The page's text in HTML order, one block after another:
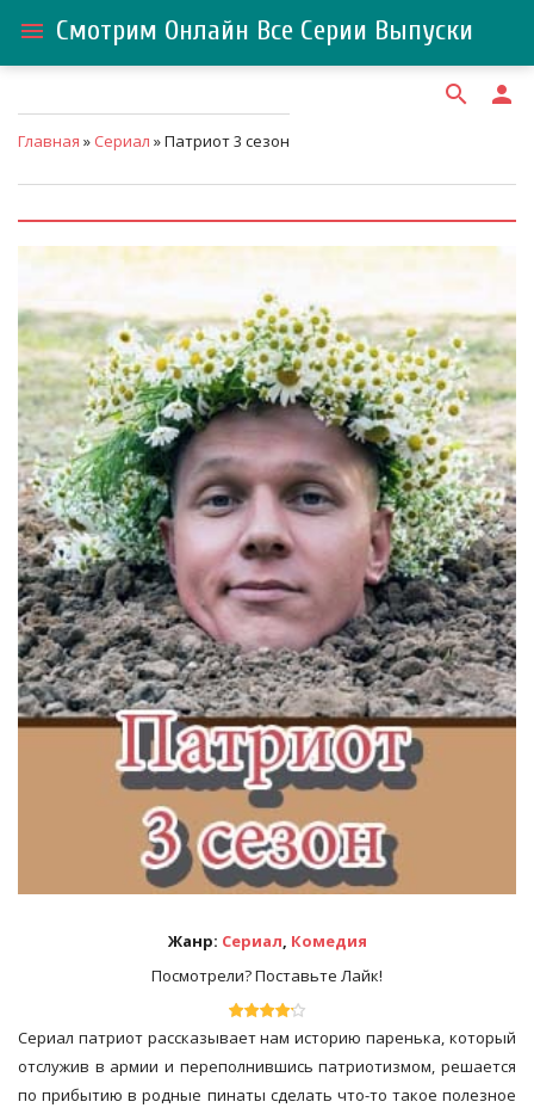
menu Смотрим Онлайн Все Серии Выпуски
search person
Главная » Сериал » Патриот 3 сезон
Жанр: Сериал, Комедия
Посмотрели? Поставьте Лайк!
Сериал патриот рассказывает нам историю паренька, который
отслужив в армии и переполнившись патриотизмом, решается
по прибытию в родные пинаты сделать что-то такое полезное